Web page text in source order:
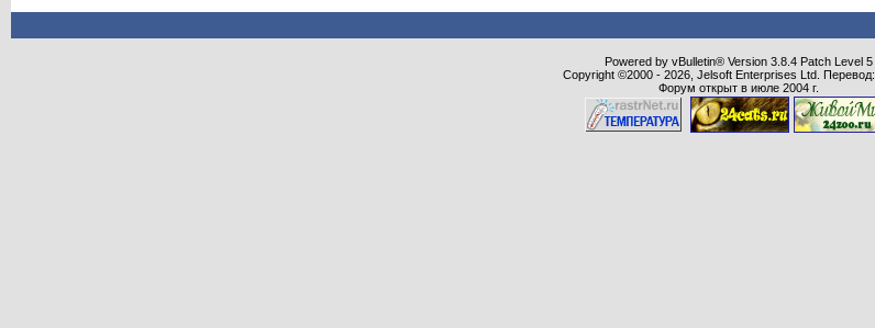
Powered by vBulletin® Version 3.8.4 Patch Level 5
Copyright ©2000 - 2026, Jelsoft Enterprises Ltd. Перевод:
Форум открыт в июле 2004 г.